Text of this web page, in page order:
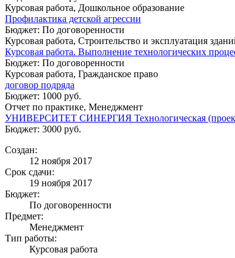
Курсовая работа, Дошкольное образование
Профилактика детской агрессии
Бюджет: По договоренности
Курсовая работа, Строительство и эксплуатация
Курсовая работа. Выполнение технологических
Бюджет: По договоренности
Курсовая работа, Гражданское право
договор подряда
Бюджет: 1000 руб.
Отчет по практике, Менеджмент
УНИВЕРСИТЕТ СИНЕРГИЯ Технологическая
Бюджет: 3000 руб.
Создан:
12 ноября 2017
Срок сдачи:
19 ноября 2017
Бюджет:
По договоренности
Предмет:
Менеджмент
Тип работы:
Курсовая работа